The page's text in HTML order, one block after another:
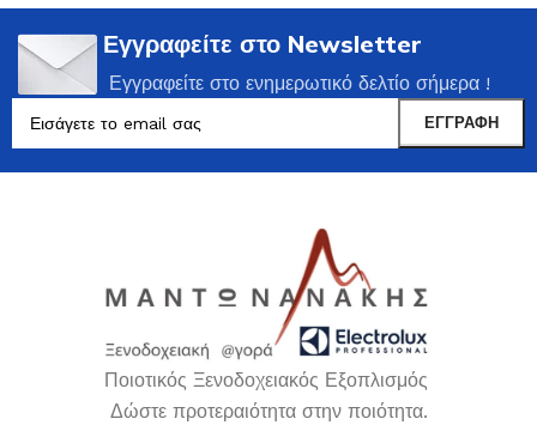
Εγγραφείτε στο Newsletter
Εγγραφείτε στο ενημερωτικό δελτίο σήμερα !
Ποιοτικός Ξενοδοχειακός Εξοπλισμός
Δώστε προτεραιότητα στην ποιότητα.